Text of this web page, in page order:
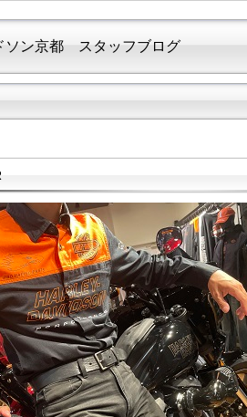
ソン京都 スタッフブログ